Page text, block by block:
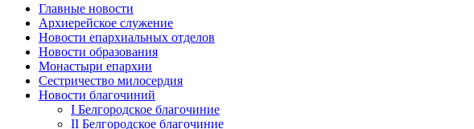
Главные новости
Архиерейское служение
Новости епархиальных отделов
Новости образования
Монастыри епархии
Сестричество милосердия
Новости благочиний
I Белгородское благочиние
II Белгородское благочиние